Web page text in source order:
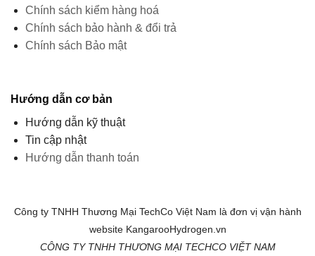
Chính sách kiểm hàng hoá
Chính sách bảo hành & đổi trả
Chính sách Bảo mật
Hướng dẫn cơ bản
Hướng dẫn kỹ thuật
Tin cập nhật
Hướng dẫn thanh toán
Công ty TNHH Thương Mại TechCo Việt Nam là đơn vị vận hành
website KangarooHydrogen.vn
CÔNG TY TNHH THƯƠNG MẠI TECHCO VIỆT NAM